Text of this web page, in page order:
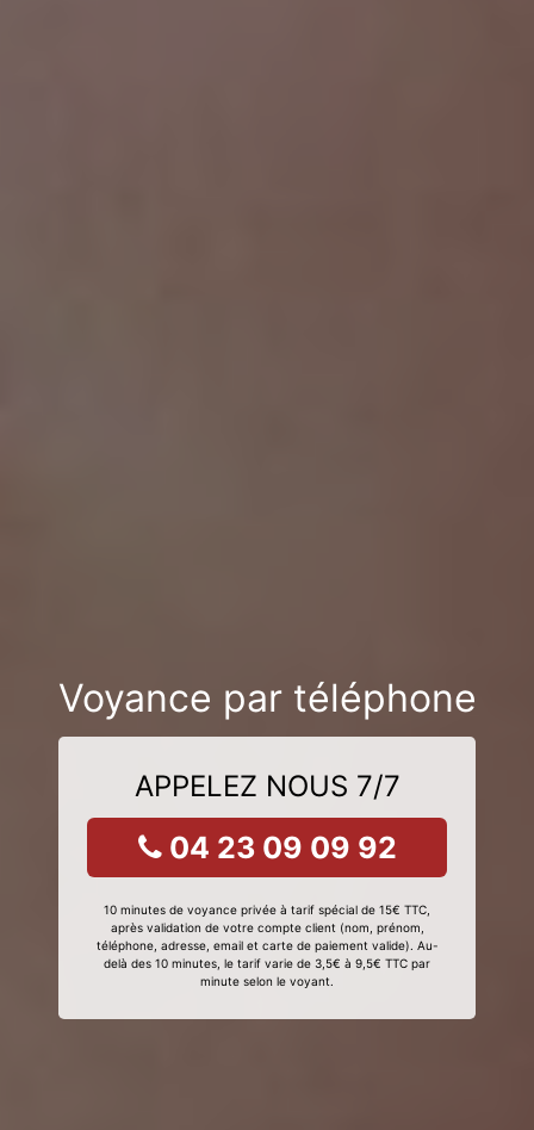
Voyance par téléphone
APPELEZ NOUS 7/7
04 23 09 09 92
10 minutes de voyance privée à tarif spécial de 15€ TTC,
après validation de votre compte client (nom, prénom,
téléphone, adresse, email et carte de paiement valide). Au-
delà des 10 minutes, le tarif varie de 3,5€ à 9,5€ TTC par
minute selon le voyant.